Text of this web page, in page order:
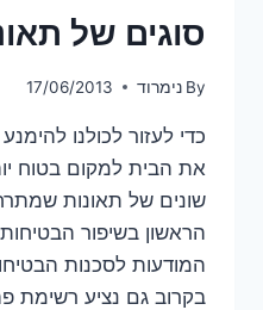
סוגים של
By נימרוד 17/06/2013
כדי לעזור לכולנו
את הבית למקום בטוח
שונים של תאונות
הראשון בשיפור
המודעות לסכנות
בקרוב גם נציע רשימת